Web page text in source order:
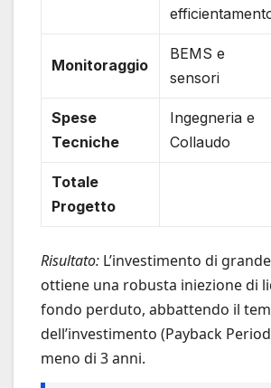
Monitoraggio
BEMS e
sensori
Spese
Tecniche
Ingegneria e
Collaudo
Totale
Progetto
Risultato: L’investimento di
ottiene una robusta iniezione di
fondo perduto, abbattendo il
dell’investimento (Payback
meno di 3 anni.